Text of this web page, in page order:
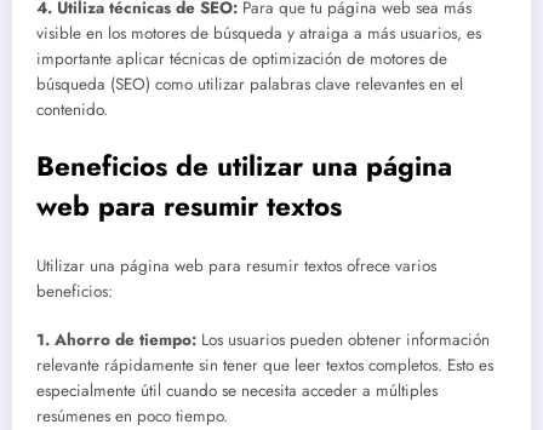
4. Utiliza técnicas de SEO: Para que tu página web sea más
visible en los motores de búsqueda y atraiga a más usuarios, es
importante aplicar técnicas de optimización de motores de
búsqueda (SEO) como utilizar palabras clave relevantes en el
contenido.
Beneficios de utilizar una página
web para resumir textos
Utilizar una página web para resumir textos ofrece varios
beneficios:
1. Ahorro de tiempo: Los usuarios pueden obtener información
relevante rápidamente sin tener que leer textos completos. Esto es
especialmente útil cuando se necesita acceder a múltiples
resúmenes en poco tiempo.